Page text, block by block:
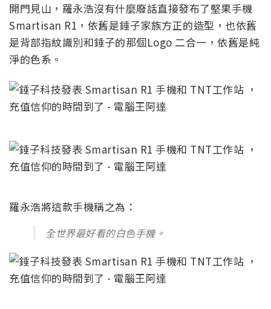
開門見山，羅永浩沒有什麼廢話直接發布了堅果手機
Smartisan R1，依舊是錘子家族方正的造型，也依舊
是背部指紋識別和錘子的那個Logo 二合一，依舊是純
淨的色系。
羅永浩將這款手機稱之為：
全世界最好看的白色手機。